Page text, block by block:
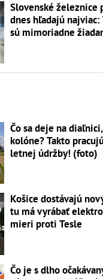
Slovenské železnice
dnes hľadajú
sú mimoriadne
Čo sa deje na
kolóne? Takto
letnej údržby! (foto)
Košice dostávajú
tu má vyrábať
mieri proti Tesle
Čo je s dlho